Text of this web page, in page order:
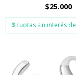
$25.000
3 cuotas sin interés de